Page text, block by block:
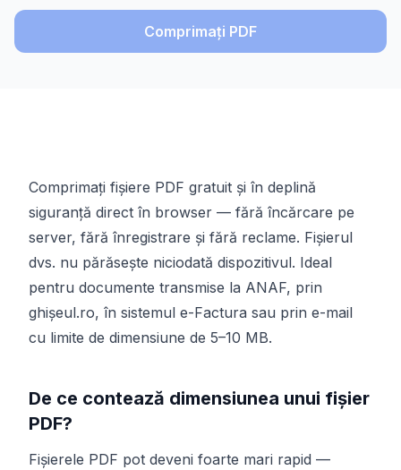
Comprimați PDF
Comprimați fișiere PDF gratuit și în deplină
siguranță direct în browser — fără încărcare pe
server, fără înregistrare și fără reclame. Fișierul
dvs. nu părăsește niciodată dispozitivul. Ideal
pentru documente transmise la ANAF, prin
ghișeul.ro, în sistemul e-Factura sau prin e-mail
cu limite de dimensiune de 5–10 MB.
De ce contează dimensiunea unui fișier
PDF?
Fișierele PDF pot deveni foarte mari rapid —